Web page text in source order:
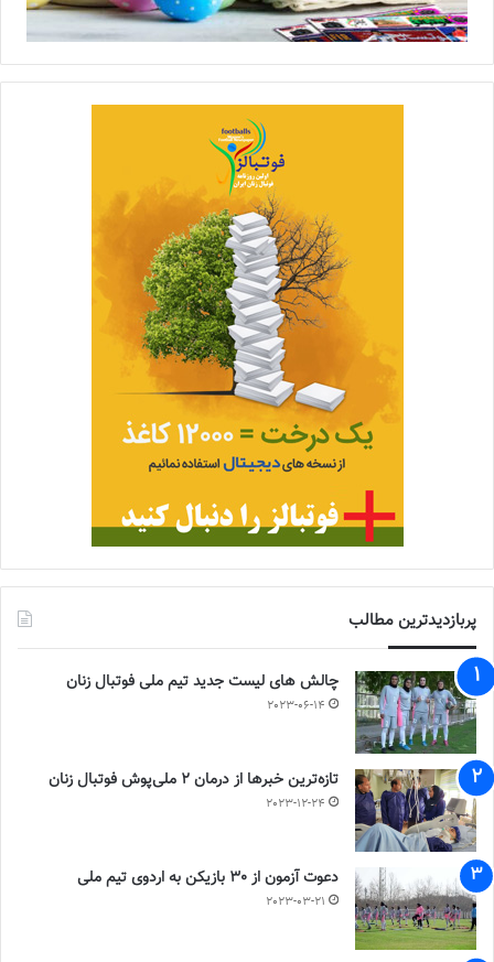
پربازدیدترین مطالب
چالش هاى ليست جدید تيم ملى فوتبال زنان
2023-06-14
تازه‌ترین خبرها از درمان ۲ ملی‌پوش فوتبال زنان
2023-12-24
دعوت آزمون از 30 بازیکن به اردوی تیم ملی
2023-03-21